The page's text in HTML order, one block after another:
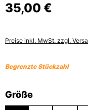
35,00 €
Preise inkl. MwSt. zzgl.
Begrenzte Stückzahl
Größeauswählen